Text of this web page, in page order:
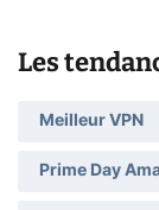
Les
Meilleur VPN
Prime Day